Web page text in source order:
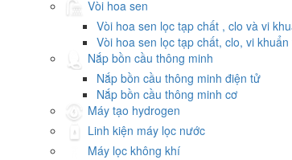
Vòi hoa sen
Vòi hoa sen lọc tạp chất , clo và vi
Vòi hoa sen lọc tạp chất, clo, vi khuẩn
Nắp bồn cầu thông minh
Nắp bồn cầu thông minh điện tử
Nắp bồn cầu thông minh cơ
Máy tạo hydrogen
Linh kiện máy lọc nước
Máy lọc không khí